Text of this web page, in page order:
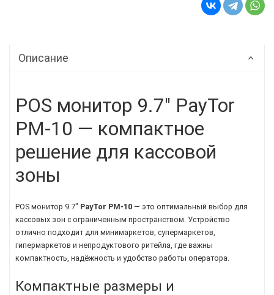
Описание
POS монитор 9.7" PayTor
PM-10 — компактное
решение для кассовой
зоны
POS монитор 9.7" PayTor PM-10 — это оптимальный выбор для
кассовых зон с ограниченным пространством. Устройство
отлично подходит для минимаркетов, супермаркетов,
гипермаркетов и непродуктового ритейла, где важны
компактность, надёжность и удобство работы оператора.
Компактные размеры и